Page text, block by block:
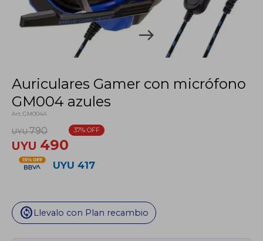
Auriculares Gamer con micrófono
GM004 azules
GM004A
UYU 490
UYU 790 37
UYU 417
change_circle Llevalo con Plan recambio